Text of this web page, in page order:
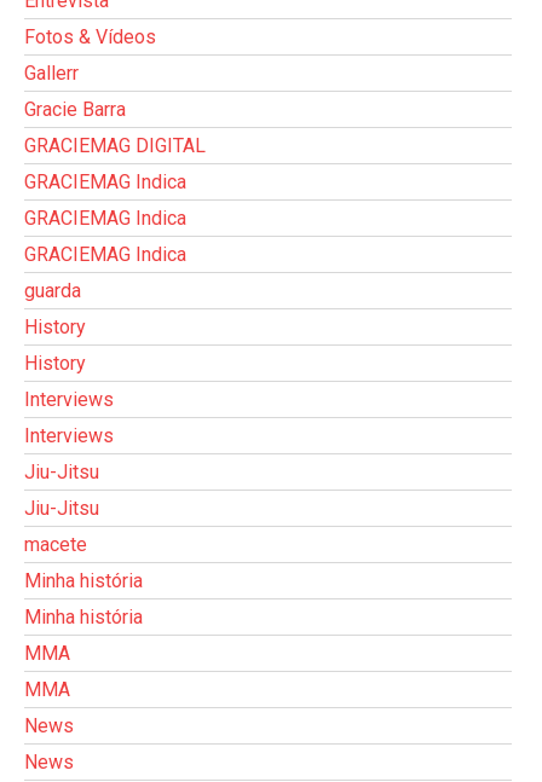
Fotos & Vídeos
Gallerr
Gracie Barra
GRACIEMAG DIGITAL
GRACIEMAG Indica
GRACIEMAG Indica
GRACIEMAG Indica
guarda
History
History
Interviews
Interviews
Jiu-Jitsu
Jiu-Jitsu
macete
Minha história
Minha história
MMA
MMA
News
News